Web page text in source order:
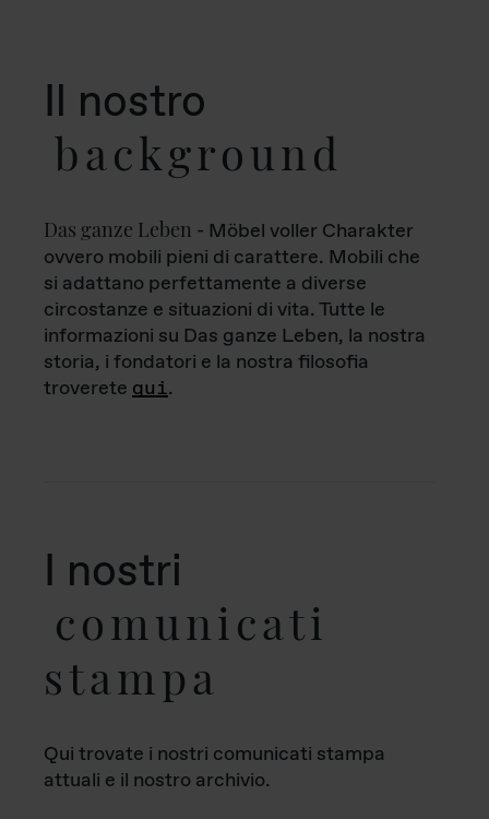
Il nostro
background
Das ganze Leben - Möbel voller Charakter
ovvero mobili pieni di carattere. Mobili che
si adattano perfettamente a diverse
circostanze e situazioni di vita. Tutte le
informazioni su Das ganze Leben, la nostra
storia, i fondatori e la nostra filosofia
troverete qui.
I nostri
comunicati
stampa
Qui trovate i nostri comunicati stampa
attuali e il nostro archivio.